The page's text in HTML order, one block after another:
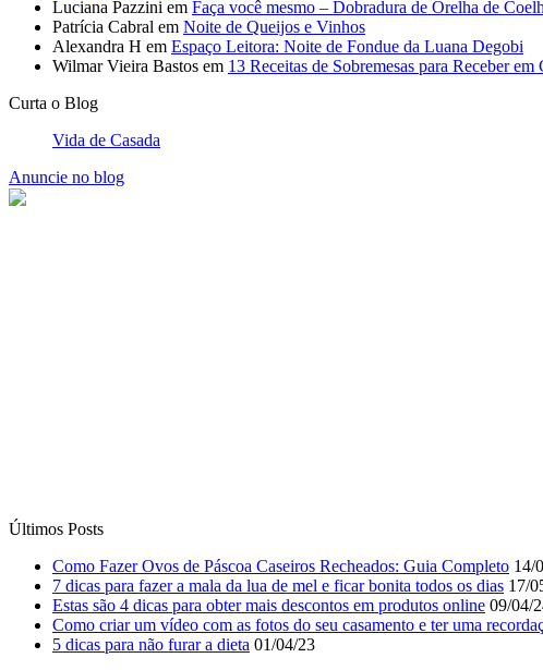
Luciana Pazzini em Faça você mesmo – Dobradura de Orelha de
Patrícia Cabral em Noite de Queijos e Vinhos
Alexandra H em Espaço Leitora: Noite de Fondue da Luana Degobi
Wilmar Vieira Bastos em 13 Receitas de Sobremesas para Receber em
Curta o Blog
Vida de Casada
Anuncie no blog
Últimos Posts
Como Fazer Ovos de Páscoa Caseiros Recheados: Guia Completo 14/
7 dicas para fazer a mala da lua de mel e ficar bonita todos os dias 17/
Estas são 4 dicas para obter mais descontos em produtos online 09/04/
Como criar um vídeo com as fotos do seu casamento e ter uma
5 dicas para não furar a dieta 01/04/23